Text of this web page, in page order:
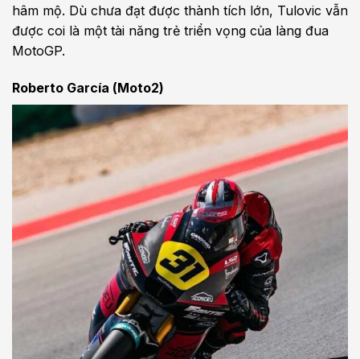
hâm mộ. Dù chưa đạt được thành tích lớn, Tulovic vẫn
được coi là một tài năng trẻ triển vọng của làng đua
MotoGP.
Roberto García (Moto2)